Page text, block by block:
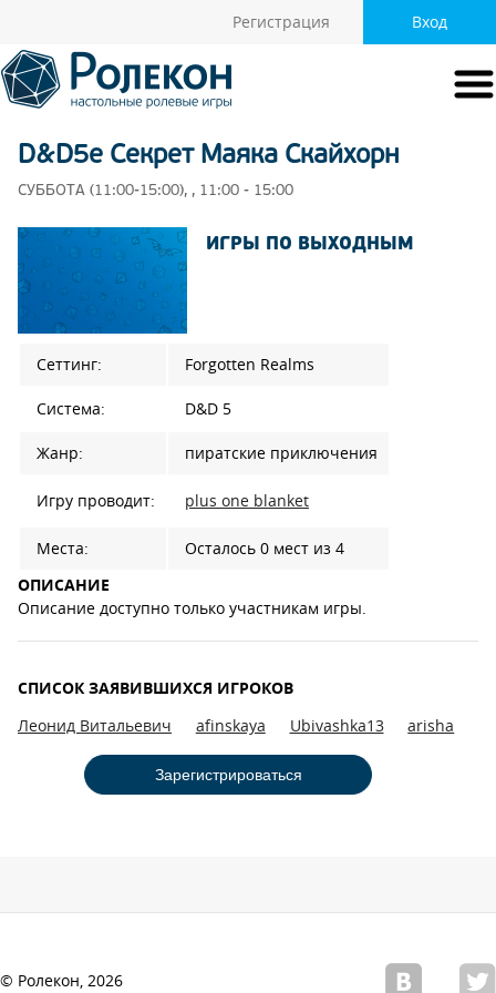
Вход
Регистрация
D&D5e Секрет Маяка Скайхорн
СУББОТА (11:00-15:00), , 11:00 - 15:00
ИГРЫ ПО ВЫХОДНЫМ
Сеттинг: Forgotten Realms
Система: D&D 5
Жанр: пиратские приключения
Игру проводит: plus one blanket
Места: Осталось 0 мест из 4
ОПИСАНИЕ
Описание доступно только участникам игры.
СПИСОК ЗАЯВИВШИХСЯ ИГРОКОВ
Леонид Витальевич afinskaya Ubivashka13 arisha
Зарегистрироваться
© Ролекон, 2026